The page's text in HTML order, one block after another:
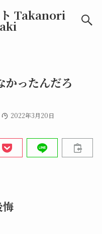
ト Takanori
かったんだろ
2022年3月20日